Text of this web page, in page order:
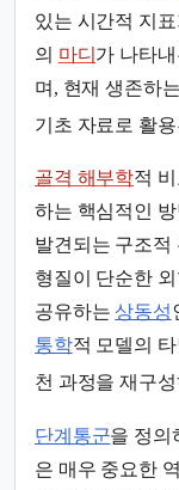
있는 시간적 지
의 마디 가 나타
며, 현재 생존하
기초 자료로 활
골격 해부학적
하는 핵심적인
발견되는 구조적
형질이 단순한
공유하는 상동성
통학적 모델의
천 과정을 재구성
단계통군을 정의
은 매우 중요한